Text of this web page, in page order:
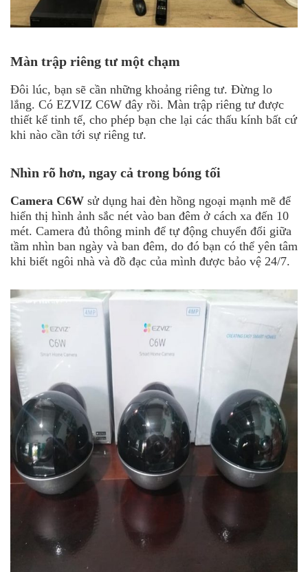
Màn trập riêng tư một chạm
Đôi lúc, bạn sẽ cần những khoảng riêng tư. Đừng lo
lắng. Có EZVIZ C6W đây rồi. Màn trập riêng tư được
thiết kế tinh tế, cho phép bạn che lại các thấu kính bất cứ
khi nào cần tới sự riêng tư.
Nhìn rõ hơn, ngay cả trong bóng tối
Camera C6W sử dụng hai đèn hồng ngoại mạnh mẽ để
hiển thị hình ảnh sắc nét vào ban đêm ở cách xa đến 10
mét. Camera đủ thông minh để tự động chuyển đổi giữa
tầm nhìn ban ngày và ban đêm, do đó bạn có thể yên tâm
khi biết ngôi nhà và đồ đạc của mình được bảo vệ 24/7.